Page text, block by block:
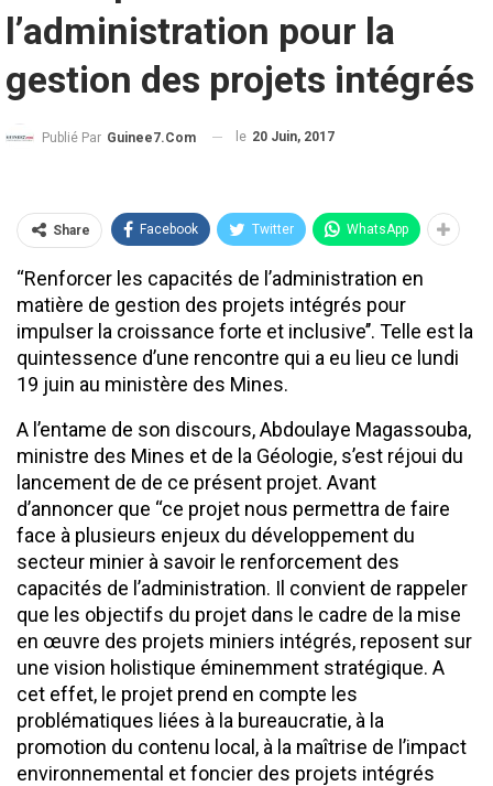
l’administration pour la
gestion des projets intégrés
Publié Par Guinee7.com le 20 Juin, 2017
Share Facebook Twitter WhatsApp
‘‘Renforcer les capacités de l’administration en
matière de gestion des projets intégrés pour
impulser la croissance forte et inclusive’’. Telle est la
quintessence d’une rencontre qui a eu lieu ce lundi
19 juin au ministère des Mines.
A l’entame de son discours, Abdoulaye Magassouba,
ministre des Mines et de la Géologie, s’est réjoui du
lancement de de ce présent projet. Avant
d’annoncer que ‘‘ce projet nous permettra de faire
face à plusieurs enjeux du développement du
secteur minier à savoir le renforcement des
capacités de l’administration. Il convient de rappeler
que les objectifs du projet dans le cadre de la mise
en œuvre des projets miniers intégrés, reposent sur
une vision holistique éminemment stratégique. A
cet effet, le projet prend en compte les
problématiques liées à la bureaucratie, à la
promotion du contenu local, à la maîtrise de l’impact
environnemental et foncier des projets intégrés